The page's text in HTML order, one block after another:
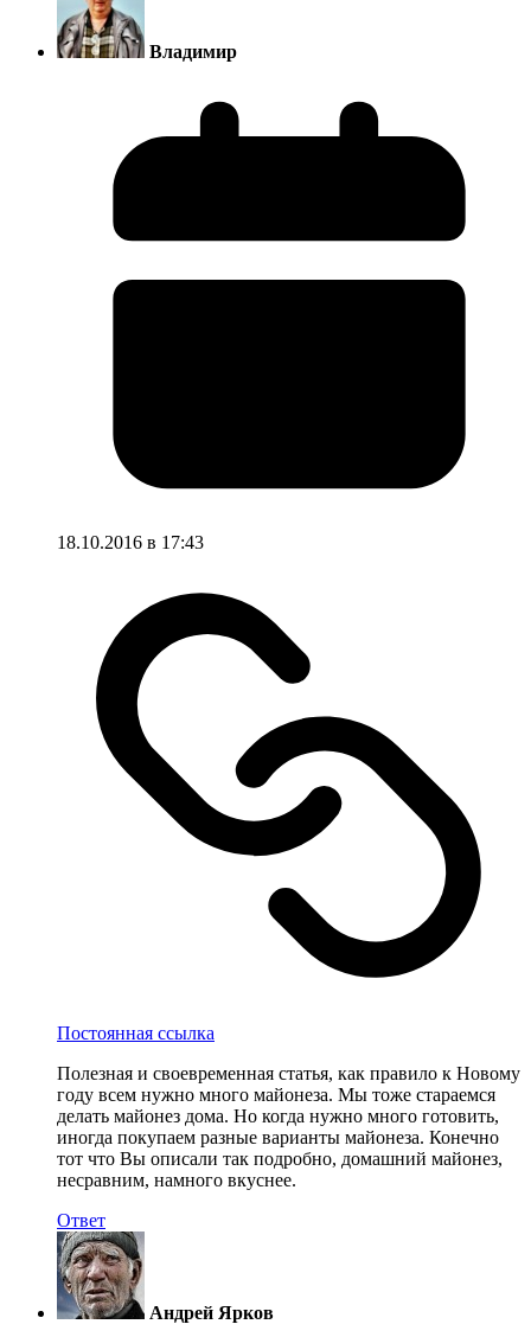
Владимир
18.10.2016 в 17:43
Постоянная ссылка
Полезная и своевременная статья, как правило к Новому
году всем нужно много майонеза. Мы тоже стараемся
делать майонез дома. Но когда нужно много готовить,
иногда покупаем разные варианты майонеза. Конечно
тот что Вы описали так подробно, домашний майонез,
несравним, намного вкуснее.
Ответ
Андрей Ярков